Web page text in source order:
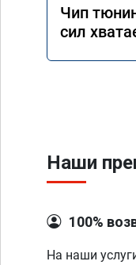
Чип
сил
Наши
100%
На наши